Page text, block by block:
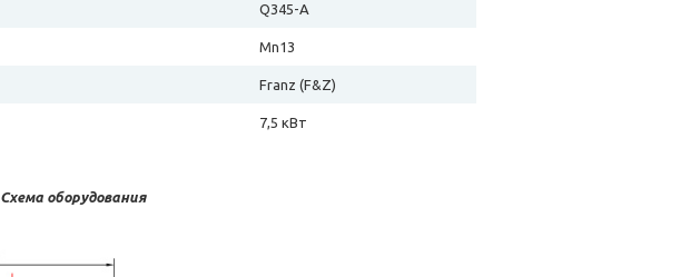
Q345-A
Mn13
Franz (F&Z)
7,5 кВт
Схема оборудования